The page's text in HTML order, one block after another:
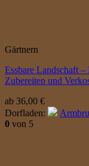
Gärtnern
Essbare Landschaft
Zubereiten und
ab 36,00 €
Dorfladen:
0 von 5